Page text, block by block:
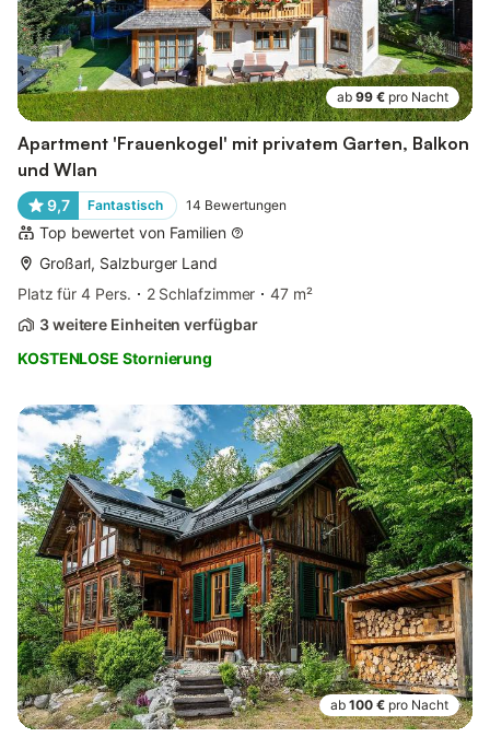
ab 99 € pro Nacht
Apartment 'Frauenkogel' mit privatem Garten, Balkon
und Wlan
9,7 Fantastisch 14 Bewertungen
Top bewertet von Familien
Großarl, Salzburger Land
Platz für 4 Pers.
2 Schlafzimmer
47 m²
3 weitere Einheiten verfügbar
KOSTENLOSE Stornierung
ab 100 € pro Nacht